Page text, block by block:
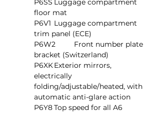
P6SS	Luggage compartment
floor mat
P6V1	Luggage compartment
trim panel (ECE)
P6W2	Front number plate
bracket (Switzerland)
P6XK	Exterior mirrors,
electrically
folding/adjustable/heated, with
automatic anti-glare action
P6Y8	Top speed for all A6